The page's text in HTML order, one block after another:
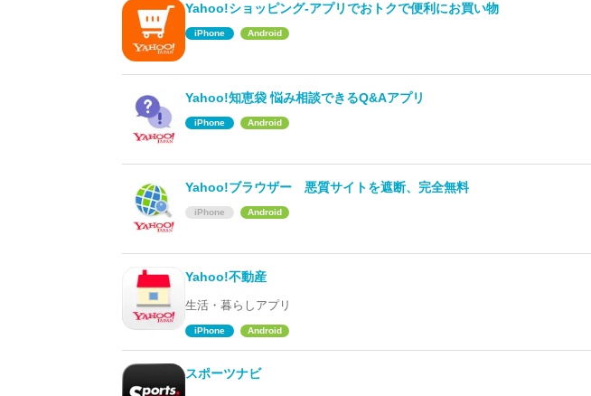
Yahoo!ショッピング-アプリでおトクで便利にお買い物
iPhone Android
Yahoo!知恵袋 悩み相談できるQ&Aアプリ
iPhone Android
Yahoo!ブラウザー 悪質サイトを遮断、完全無料
iPhone Android
Yahoo!不動産
生活・暮らしアプリ
iPhone Android
スポーツナビ